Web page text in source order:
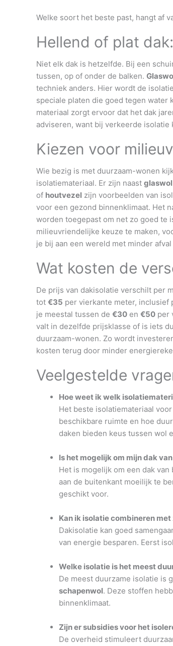
Welke soort het beste past, hangt af
Hellend of plat
Niet elk dak is hetzelfde. Bij een
tussen, op of onder de balken.
techniek anders. Hier wordt de
speciale platen die goed tegen water
materiaal zorgt ervoor dat het dak
adviseren, want bij verkeerde isolatie
Kiezen voor
Wie bezig is met duurzaam-wonen
isolatiemateriaal. Er zijn naast glaswol
of houtvezel zijn voorbeelden van
voor een gezond binnenklimaat. Het
worden toegepast om net zo goed te
milieuvriendelijke keuze te maken,
je bij aan een wereld met minder
Wat kosten de
De prijs van dakisolatie verschilt per
tot €35 per vierkante meter, inclusief
je meestal tussen de €30 en €50 per
valt in dezelfde prijsklasse of is iets
duurzaam-wonen. Zo wordt
kosten terug door minder
Veelgestelde
Hoe weet ik welk
Het beste isolatiemateriaal
beschikbare ruimte en hoe
daken bieden keus tussen wol
Is het mogelijk om mijn dak
Het is mogelijk om een dak
aan de buitenkant moeilijk te
geschikt voor.
Kan ik isolatie combineren
Dakisolatie kan goed
van energie besparen. Eerst
Welke isolatie is het meest
De meest duurzame isolatie is
schapenwol. Deze stoffen
binnenklimaat.
Zijn er subsidies voor het
De overheid stimuleert